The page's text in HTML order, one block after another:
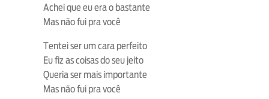
Achei que eu era o bastante
Mas não fui pra você
Tentei ser um cara perfeito
Eu fiz as coisas do seu jeito
Queria ser mais importante
Mas não fui pra você